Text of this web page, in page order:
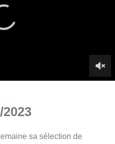
sa sélection de
Fédération Wallonie-Bruxelles